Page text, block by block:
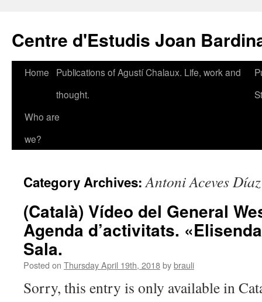
content
Centre d'Estudis Joan
Home
Publications of Agustí Chalaux. Life, work and
thought.
Who are
we?
Category Archives:Antoni Aceves Díaz
(Català) Vídeo del General
Agenda d’activitats.
Sala.
Posted on Thursday April 19th, 2018bybrauli
Sorry, this entry is only available in